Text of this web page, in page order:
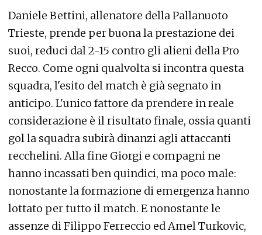
Daniele Bettini, allenatore della Pallanuoto
Trieste, prende per buona la prestazione dei
suoi, reduci dal 2-15 contro gli alieni della Pro
Recco. Come ogni qualvolta si incontra questa
squadra, l'esito del match è già segnato in
anticipo. L'unico fattore da prendere in reale
considerazione è il risultato finale, ossia quanti
gol la squadra subirà dinanzi agli attaccanti
recchelini. Alla fine Giorgi e compagni ne
hanno incassati ben quindici, ma poco male:
nonostante la formazione di emergenza hanno
lottato per tutto il match. E nonostante le
assenze di Filippo Ferreccio ed Amel Turkovic,